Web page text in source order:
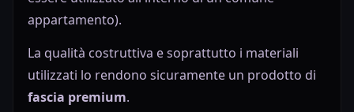
appartamento).
La qualità costruttiva e soprattutto i materiali
utilizzati lo rendono sicuramente un prodotto di
fascia premium.